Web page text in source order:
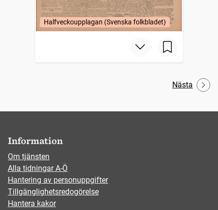
Halfveckoupplagan (Svenska folkbladet)
Nästa
Information
Om tjänsten
Alla tidningar A-Ö
Hantering av personuppgifter
Tillgänglighetsredogörelse
Hantera kakor